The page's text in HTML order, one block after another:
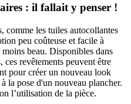
: il fallait y penser !
comme les tuiles autocollantes
peu coûteuse et facile à
beau. Disponibles dans
revêtements peuvent être
pour créer un nouveau look
la pose d'un nouveau plancher.
l’utilisation de la pièce.